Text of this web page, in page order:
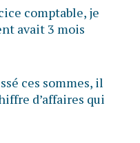
comptable, je
avait 3 mois
ces sommes, il
d’affaires qui